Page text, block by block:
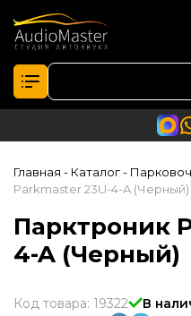
Главная - Каталог-
Parkmaster 23U-4-A (Черный)
Парктроник
4-A (Черный)
Код товара: 19322
В